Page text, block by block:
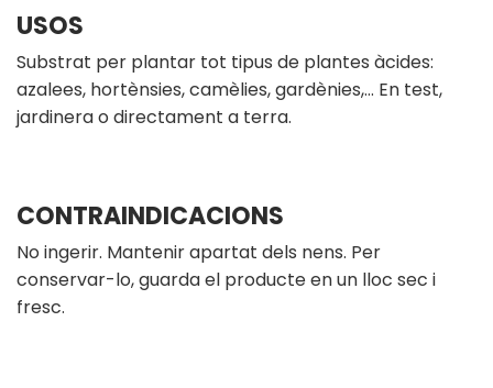
USOS
Substrat per plantar tot tipus de plantes àcides:
azalees, hortènsies, camèlies, gardènies,… En test,
jardinera o directament a terra.
CONTRAINDICACIONS
No ingerir. Mantenir apartat dels nens. Per
conservar-lo, guarda el producte en un lloc sec i
fresc.